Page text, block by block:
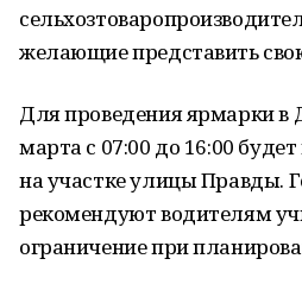
желающие представить
Для проведения ярмарки в
марта с 07:00 до 16:00
на участке улицы Правды.
рекомендуют водителям
ограничение при